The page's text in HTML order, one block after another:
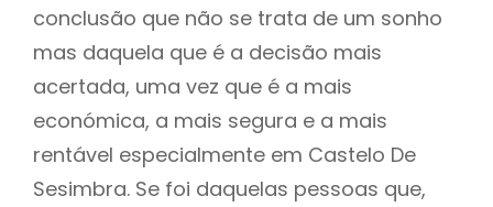
conclusão que não se trata de um sonho
mas daquela que é a decisão mais
acertada, uma vez que é a mais
económica, a mais segura e a mais
rentável especialmente em Castelo De
Sesimbra. Se foi daquelas pessoas que,